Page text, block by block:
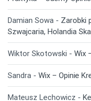
Damian Sowa - Zarobki
Szwajcaria, Holandia
Wiktor Skotowski - Wix
Sandra - Wix – Opinie
Mateusz Lechowicz -